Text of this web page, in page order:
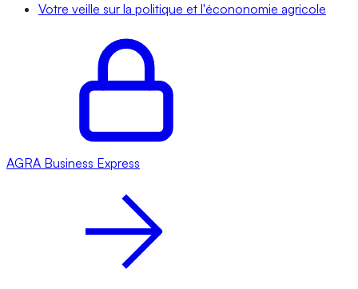
Votre veille sur la politique et l'écononomie agricole
AGRA Business Express